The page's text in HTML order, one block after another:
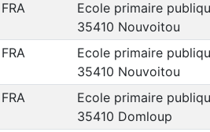
FRA
Ecole primaire
35410 Nouvoitou
FRA
Ecole primaire
35410 Nouvoitou
FRA
Ecole primaire
35410 Domloup